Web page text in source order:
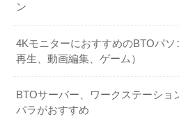
ン
4KモニターにおすすめのBTOパソ
再生、動画編集、ゲーム）
BTOサーバー、ワークステーショ
パラがおすすめ